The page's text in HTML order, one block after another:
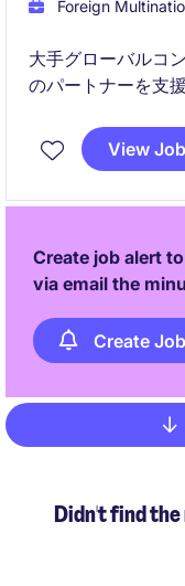
Foreign
大手グローバルコ
のパートナーを支
活躍推進にも力を
す。全社として在
View Job
Create job alert
via email the
Create
Pagination
Didn't find